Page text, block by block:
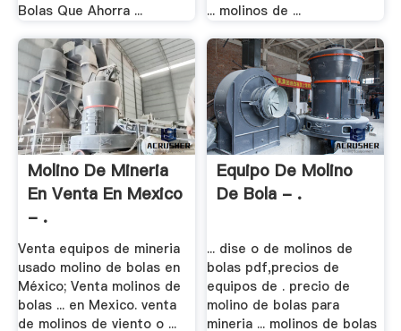
Bolas Que Ahorra ...
... molinos de ...
Molino De Mineria
En Venta En Mexico
- .
Venta equipos de mineria
usado molino de bolas en
México; Venta molinos de
bolas ... en Mexico. venta
de molinos de viento o ...
Equipo De Molino
De Bola - .
... dise o de molinos de
bolas pdf,precios de
equipos de . precio de
molino de bolas para
mineria ... molinos de bolas